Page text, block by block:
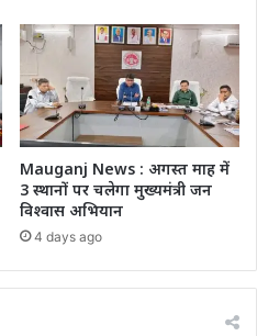
Mauganj News : अगस्त माह में
3 स्थानों पर चलेगा मुख्यमंत्री जन
विश्वास अभियान
4 days ago